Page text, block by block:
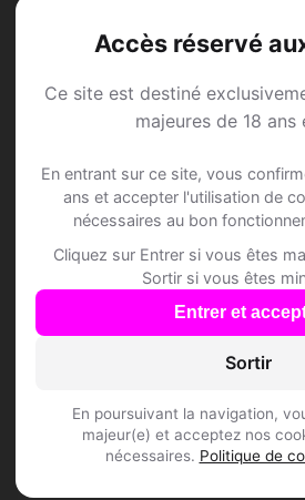
Accès réservé
Ce site est destiné
majeures de 18 ans
En entrant sur ce site, vous
ans et accepter l'utilisation de
nécessaires au bon
Cliquez sur Entrer si vous êtes
Sortir si vous êtes
Entrer et
Sortir
En poursuivant la navigation,
majeur(e) et acceptez nos
nécessaires. Politique de
Speed
Rejoins les membres de
alentours !
S'inscrire